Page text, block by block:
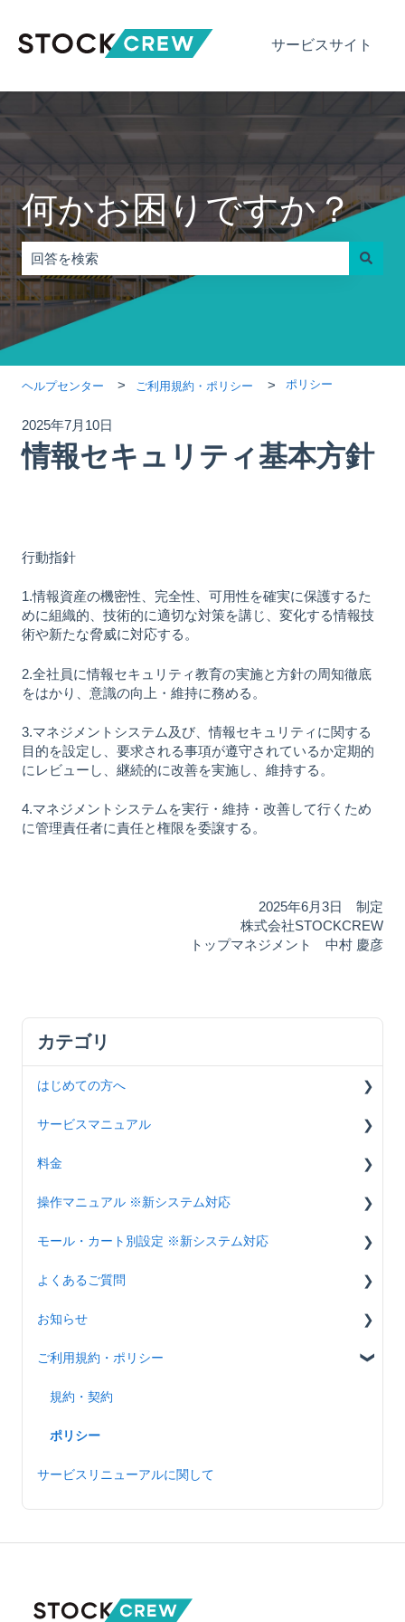
サービスサイト
何かお困りですか？
検索フィールドが空なので、候補はありません。
ヘルプセンター ご利用規約・ポリシー ポリシー
2025年7月10日
情報セキュリティ基本方針
行動指針
1.情報資産の機密性、完全性、可用性を確実に保護するた
めに組織的、技術的に適切な対策を講じ、変化する情報技
術や新たな脅威に対応する。
2.全社員に情報セキュリティ教育の実施と方針の周知徹底
をはかり、意識の向上・維持に務める。
3.マネジメントシステム及び、情報セキュリティに関する
目的を設定し、要求される事項が遵守されているか定期的
にレビューし、継続的に改善を実施し、維持する。
4.マネジメントシステムを実行・維持・改善して行くため
に管理責任者に責任と権限を委譲する。
2025年6月3日 制定
株式会社STOCKCREW
トップマネジメント 中村 慶彦
はじめての方へ
導入の流れ
オンボード動画
アカウント設定（SCシステム）
アカウント設定（カスタマーポータル）
サービスマニュアル
基本情報
商品関連
入荷関連
出荷関連
在庫関連
設定関連
その他対応
料金
共通
Operation Fee(B2C)
Operation Fee(B2B)
Storage Fee
Inbound Fee
Option Fee
Return Fee
操作マニュアル ※新システム対応
初期設定手順
ホーム
商品管理
入荷管理
受注管理
納品管理
受注・納品共通
在庫管理
モール・カート別設定 ※新システム対応
共通
設定・運用
エラー対応
Shopify
BASE
Yahoo
楽天
よくあるご質問
商品管理
入荷管理
受注管理
在庫管理
API連携
設定
お知らせ
重要なお知らせ
アップデート情報
ご利用規約・ポリシー
規約・契約
ポリシー
サービスリニューアルに関して